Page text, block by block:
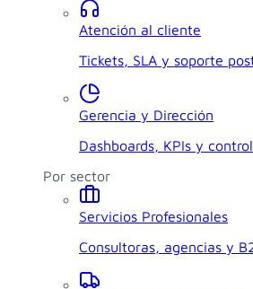
Atención al cliente
Tickets, SLA y soporte
Gerencia y Dirección
Dashboards, KPIs y
Por sector
Servicios Profesionales
Consultoras, agencias y